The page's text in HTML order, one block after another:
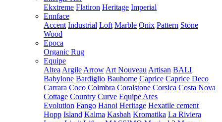
Ekxtreme Flatiron Heritage Imperial
Ennface
Accent Industrial Loft Marble Onix Pattern Stone
Wood
Epoca
Organic Rug
Equipe
Altea Argile Arrow Art Nouveau Artisan BALI
Babylone Bardiglio Bauhome Caprice Caprice Deco
Carrara Coco Coimbra Coralstone Corsica Costa Nova
Cottage Country Curve Equipe Ares
Evolution Fango Hanoi Heritage Hexatile cement
Hopp Island Kalma Kasbah Kromatika La Riviera